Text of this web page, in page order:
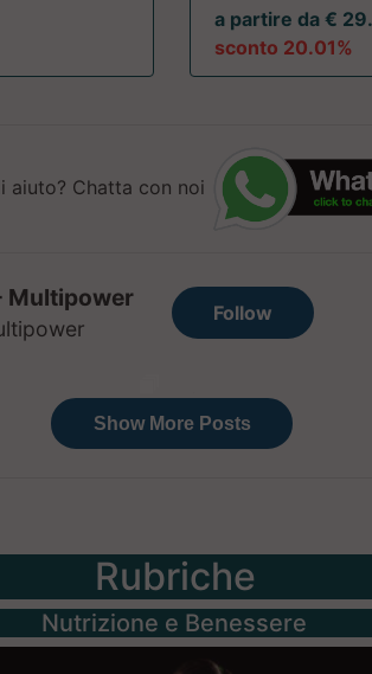
a partire da €
sconto 20.01%
aiuto? Chatta con noi
Rubriche
Nutrizione e Benessere